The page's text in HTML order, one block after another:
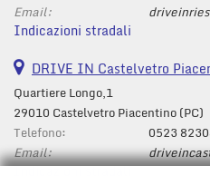
Email:
Indicazioni stradali
DRIVE IN Castelvetro
Quartiere Longo,1
29010 Castelvetro Piacentino (PC)
Telefono:
0523
Email:
Indicazioni stradali